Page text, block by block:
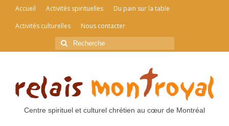
Accueil Activités spirituelles
Du pain sur la table
Activités culturelles
Nous contacter
Rechercher
:
Centre spirituel et culturel chrétien au cœur de Montréal